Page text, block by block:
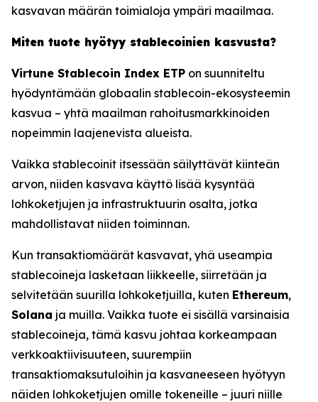
kasvavan määrän toimialoja ympäri maailmaa.
Miten tuote hyötyy stablecoinien kasvusta?
Virtune Stablecoin Index ETP on suunniteltu
hyödyntämään globaalin stablecoin-ekosysteemin
kasvua – yhtä maailman rahoitusmarkkinoiden
nopeimmin laajenevista alueista.
Vaikka stablecoinit itsessään säilyttävät kiinteän
arvon, niiden kasvava käyttö lisää kysyntää
lohkoketjujen ja infrastruktuurin osalta, jotka
mahdollistavat niiden toiminnan.
Kun transaktiomäärät kasvavat, yhä useampia
stablecoineja lasketaan liikkeelle, siirretään ja
selvitetään suurilla lohkoketjuilla, kuten Ethereum,
Solana ja muilla. Vaikka tuote ei sisällä varsinaisia
stablecoineja, tämä kasvu johtaa korkeampaan
verkkoaktiivisuuteen, suurempiin
transaktiomaksutuloihin ja kasvaneeseen hyötyyn
näiden lohkoketjujen omille tokeneille – juuri niille